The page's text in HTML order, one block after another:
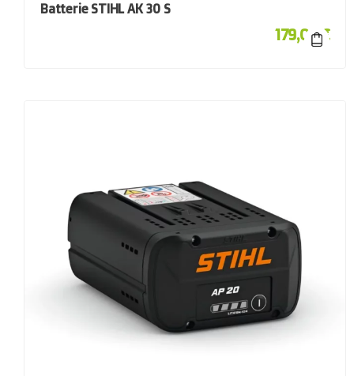
Batterie STIHL AK 30 S
179,00€